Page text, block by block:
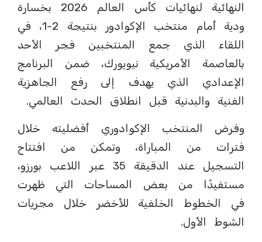
النهائية لنهائيات كأس العالم 2026 بخسارة
ودية أمام منتخب الإكوادور بنتيجة 2-1، في
اللقاء الذي جمع المنتخبين فجر الأحد
بالعاصمة الأمريكية نيويورك، ضمن البرنامج
الإعدادي الذي يهدف إلى رفع الجاهزية
الفنية والبدنية قبل انطلاق الحدث العالمي.
وفرض المنتخب الإكوادوري أفضليته خلال
فترات من المباراة، وتمكن من افتتاح
التسجيل عند الدقيقة 35 عبر اللاعب بورزو،
مستفيدًا من بعض المساحات التي ظهرت
في الخطوط الخلفية للأخضر خلال مجريات
الشوط الأول.